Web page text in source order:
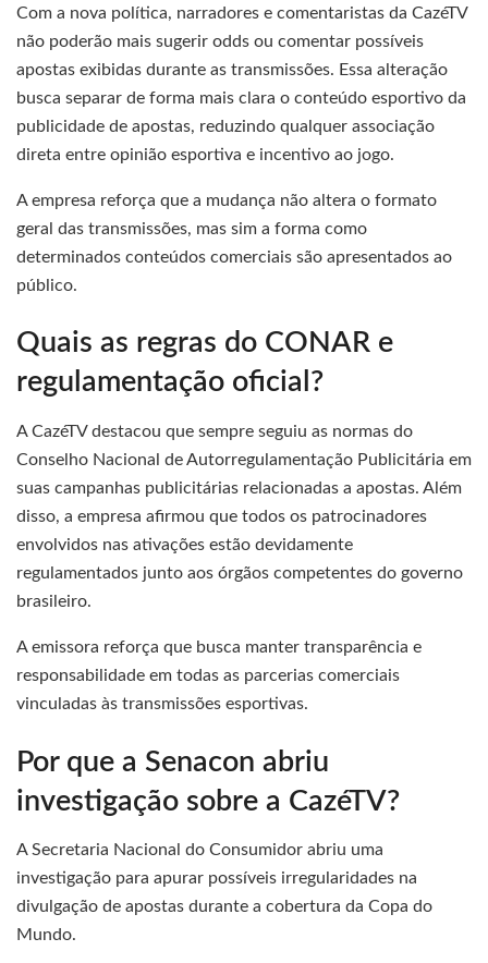
Com a nova política, narradores e comentaristas da CazéTV
não poderão mais sugerir odds ou comentar possíveis
apostas exibidas durante as transmissões. Essa alteração
busca separar de forma mais clara o conteúdo esportivo da
publicidade de apostas, reduzindo qualquer associação
direta entre opinião esportiva e incentivo ao jogo.
A empresa reforça que a mudança não altera o formato
geral das transmissões, mas sim a forma como
determinados conteúdos comerciais são apresentados ao
público.
Quais as regras do CONAR e
regulamentação oficial?
A CazéTV destacou que sempre seguiu as normas do
Conselho Nacional de Autorregulamentação Publicitária em
suas campanhas publicitárias relacionadas a apostas. Além
disso, a empresa afirmou que todos os patrocinadores
envolvidos nas ativações estão devidamente
regulamentados junto aos órgãos competentes do governo
brasileiro.
A emissora reforça que busca manter transparência e
responsabilidade em todas as parcerias comerciais
vinculadas às transmissões esportivas.
Por que a Senacon abriu
investigação sobre a CazéTV?
A Secretaria Nacional do Consumidor abriu uma
investigação para apurar possíveis irregularidades na
divulgação de apostas durante a cobertura da Copa do
Mundo.